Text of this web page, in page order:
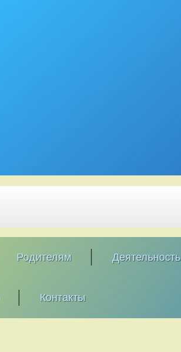
Родителям Деятельность
Контакты